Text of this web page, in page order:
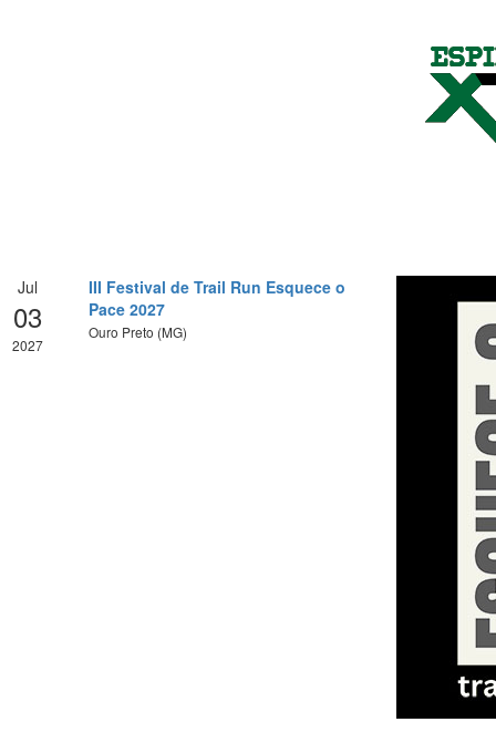
Jul
03
2027
III Festival de Trail Run Esquece o
Pace 2027
Ouro Preto (MG)